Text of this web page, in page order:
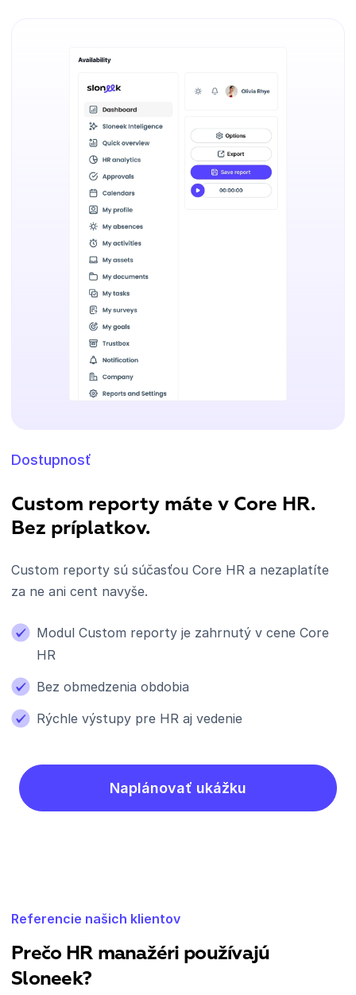
Dostupnosť
Custom reporty máte v Core HR.
Bez príplatkov.
Custom reporty sú súčasťou Core HR a nezaplatíte
za ne ani cent navyše.
Modul Custom reporty je zahrnutý v cene Core
HR
Bez obmedzenia obdobia
Rýchle výstupy pre HR aj vedenie
Naplánovať ukážku
Referencie našich klientov
Prečo HR manažéri používajú
Sloneek?